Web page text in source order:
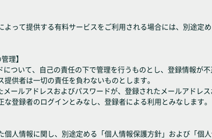
って提供する有料サービスをご利用される場合には、別途定
理】
ついて、自己の責任の下で管理を行うものとし、登録情報が
供者は一切の責任を負わないものとします。
ールアドレスおよびパスワードが、登録されたメールアドレ
登録者のログインとみなし、登録者による利用とみなします。
人情報に関し、別途定める「個人情報保護方針」および「個